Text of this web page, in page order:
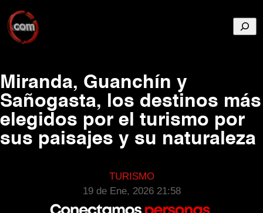
Miranda, Guanchín y
Sañogasta, los destinos más
elegidos por el turismo por
sus paisajes y su naturaleza
TURISMO
19 de Ene, 2026 21:58